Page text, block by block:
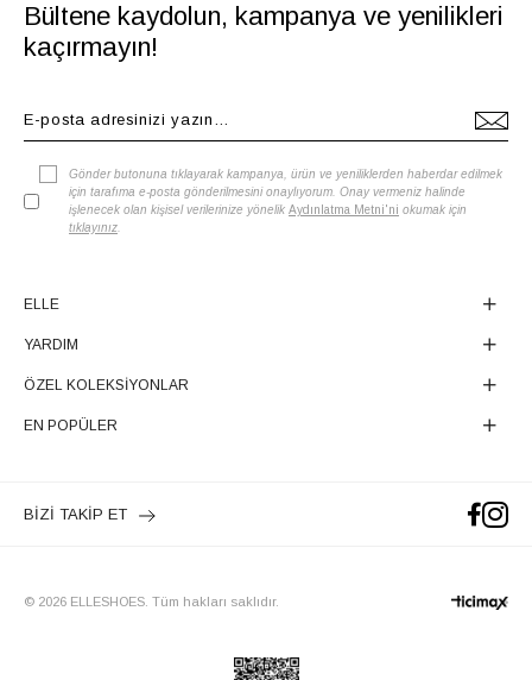
Bültene kaydolun, kampanya ve yenilikleri
kaçırmayın!
Gönder butonuna tıklayarak kampanya, ürün ve yeniliklerden haberdar edilmek
için tarafıma e-posta gönderilmesini onaylıyorum. Onay vermeniz halinde
işlenecek olan kişisel verilerinize yönelik Aydınlatma Metni'ni okumak için
tıklayınız.
ELLE
YARDIM
ÖZEL KOLEKSİYONLAR
EN POPÜLER
BİZİ TAKİP ET
© 2026 ELLESHOES. Tüm hakları saklıdır.